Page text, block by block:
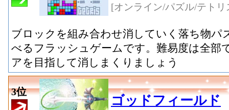
[オンライン/パズル/テトリ
ブロックを組み合わせ消していく落ち物パ
べるフラッシュゲームです。難易度は全部
アを目指して消しまくりましょう
3位
ゴッドフィールド